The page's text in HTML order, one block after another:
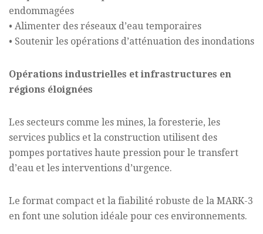
endommagées
• Alimenter des réseaux d’eau temporaires
• Soutenir les opérations d’atténuation des inondations
Opérations industrielles et infrastructures en
régions éloignées
Les secteurs comme les mines, la foresterie, les
services publics et la construction utilisent des
pompes portatives haute pression pour le transfert
d’eau et les interventions d’urgence.
Le format compact et la fiabilité robuste de la MARK-3
en font une solution idéale pour ces environnements.